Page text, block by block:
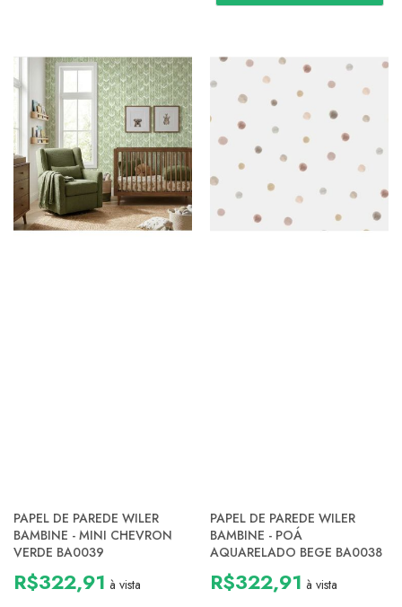
PAPEL DE PAREDE WILER
BAMBINE - MINI CHEVRON
VERDE BA0039
R$322,91 à vista
PAPEL DE PAREDE WILER
BAMBINE - POÁ
AQUARELADO BEGE BA0038
R$322,91 à vista